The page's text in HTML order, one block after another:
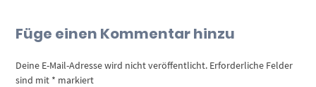
Füge einen Kommentar hinzu
Deine E-Mail-Adresse wird nicht veröffentlicht. Erforderliche Felder
sind mit * markiert